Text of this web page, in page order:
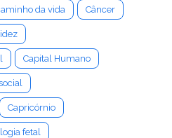
da vida Câncer
Capital Humano
Capricórnio
fetal